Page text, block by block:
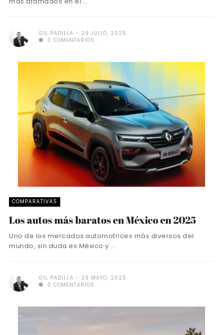
GIL PADILLA
29 JULIO, 2025
0 COMENTARIOS
COMPARATIVAS
Los autos más baratos en México en 2025
Uno de los mercados automotrices más diversos del
mundo, sin duda es México y ...
GIL PADILLA
29 MAYO, 2025
0 COMENTARIOS